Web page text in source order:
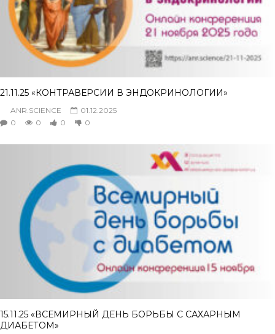
21.11.25 «КОНТРАВЕРСИИ В ЭНДОКРИНОЛОГИИ»
ANR.SCIENCE
01.12.2025
0
0 0 0
15.11.25 «ВСЕМИРНЫЙ ДЕНЬ БОРЬБЫ С САХАРНЫМ
ДИАБЕТОМ»